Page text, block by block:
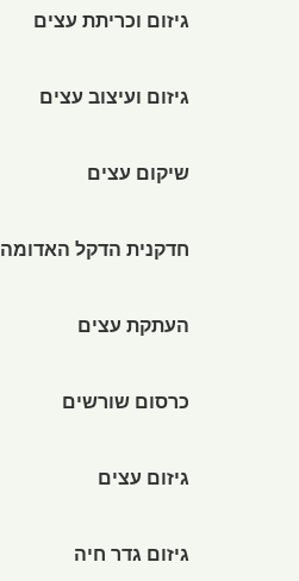
גיזום וכריתת עצים
גיזום ועיצוב עצים
שיקום עצים
חדקנית הדקל האדומה
העתקת עצים
כרסום שורשים
גיזום עצים
גיזום גדר חיה